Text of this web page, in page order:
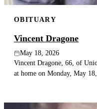
OBITUARY
Vincent Dragone
May 18, 2026
Vincent Dragone, 66, of
at home on Monday, May